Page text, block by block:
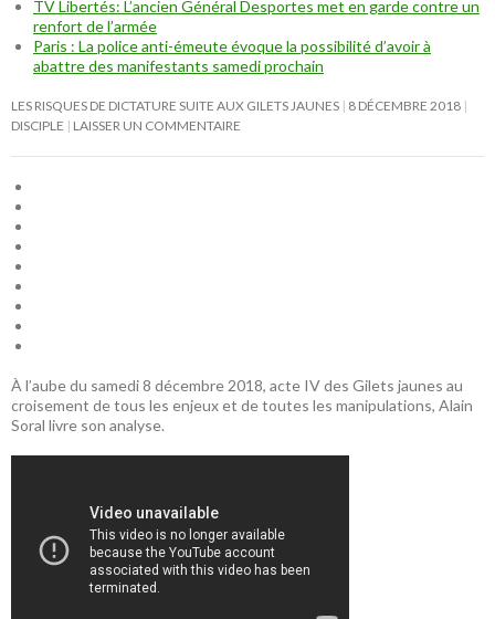
TV Libertés: L’ancien Général Desportes met en garde contre un
renfort de l’armée
Paris : La police anti-émeute évoque la possibilité d’avoir à
abattre des manifestants samedi prochain
LES RISQUES DE DICTATURE SUITE AUX GILETS JAUNES 8 DÉCEMBRE 2018
DISCIPLE
LAISSER UN COMMENTAIRE
À l’aube du samedi 8 décembre 2018, acte IV des Gilets jaunes au
croisement de tous les enjeux et de toutes les manipulations, Alain
Soral livre son analyse.